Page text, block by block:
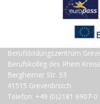
Berufsbildungszentrum
Berufskolleg des Rhein
Bergheimer Str. 53
41515 Grevenbroich
Telefon: +49 (0)2181 6907-0